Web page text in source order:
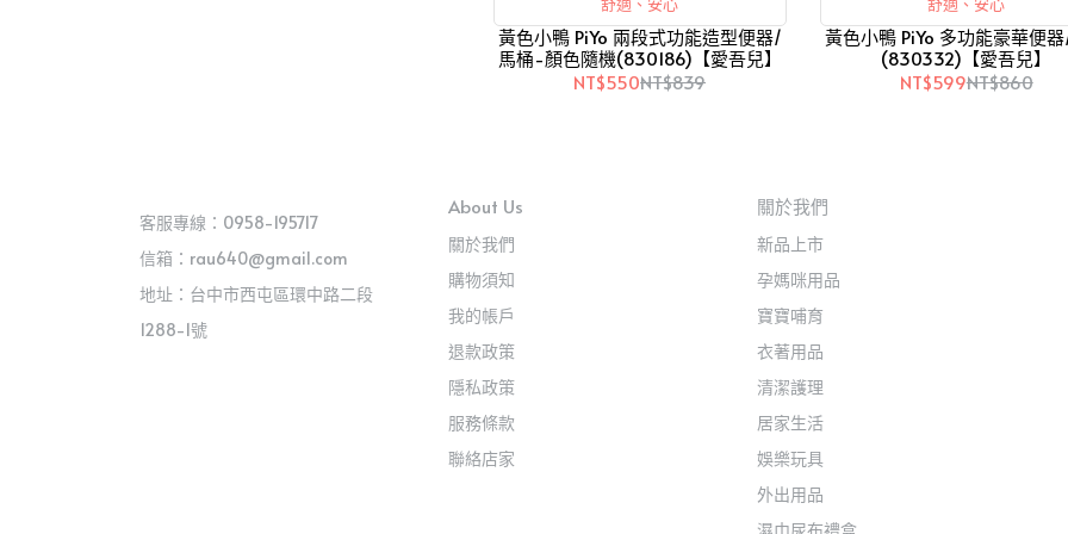
黃色小鴨 PiYo 兩段式功能造型便器/
馬桶-顏色隨機(830186)【愛吾兒】
NT$550NT$839
黃色小鴨 PiYo 多功能豪華便
(830332)【愛吾兒】
NT$599NT$860
客服專線：0958-195717
信箱：rau640@gmail.com
地址：台中市西屯區環中路二段
1288-1號
About Us
關於我們
購物須知
我的帳戶
退款政策
隱私政策
服務條款
聯絡店家
關於我們
新品上市
孕媽咪用品
寶寶哺育
衣著用品
清潔護理
居家生活
娛樂玩具
外出用品